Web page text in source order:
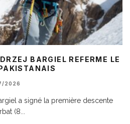
BARGIEL REFERME LE
2026
a signé la première descente
(8